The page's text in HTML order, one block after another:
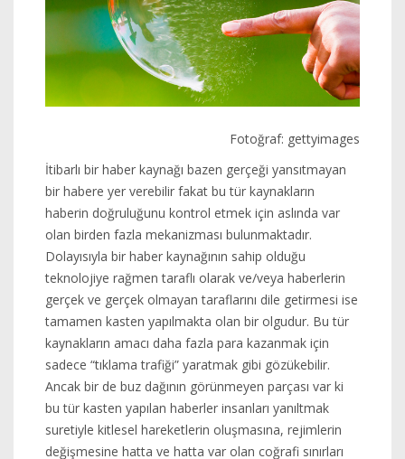
Fotoğraf: gettyimages
İtibarlı bir haber kaynağı bazen gerçeği yansıtmayan
bir habere yer verebilir fakat bu tür kaynakların
haberin doğruluğunu kontrol etmek için aslında var
olan birden fazla mekanizması bulunmaktadır.
Dolayısıyla bir haber kaynağının sahip olduğu
teknolojiye rağmen taraflı olarak ve/veya haberlerin
gerçek ve gerçek olmayan taraflarını dile getirmesi ise
tamamen kasten yapılmakta olan bir olgudur. Bu tür
kaynakların amacı daha fazla para kazanmak için
sadece “tıklama trafiği” yaratmak gibi gözükebilir.
Ancak bir de buz dağının görünmeyen parçası var ki
bu tür kasten yapılan haberler insanları yanıltmak
suretiyle kitlesel hareketlerin oluşmasına, rejimlerin
değişmesine hatta ve hatta var olan coğrafi sınırları